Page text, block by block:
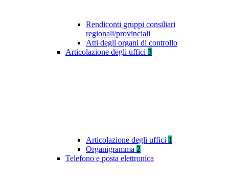
Rendiconti gruppi consiliari
regionali/provinciali
Atti degli organi di controllo
Articolazione degli uffici 3
Articolazione degli uffici 1
Organigramma 2
Telefono e posta elettronica